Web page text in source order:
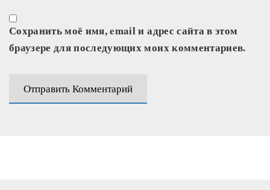
Сохранить моё имя, email и адрес сайта в этом
браузере для последующих моих комментариев.